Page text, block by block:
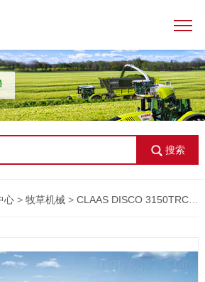
搜索
心> 牧草机械> CLAAS DISCO 3150TRC 牵引式割草机